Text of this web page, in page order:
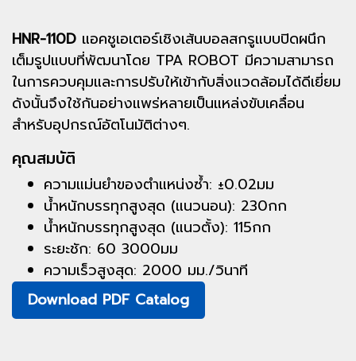
HNR-110D แอคชูเอเตอร์เชิงเส้นบอลสกรูแบบปิดผนึก
เต็มรูปแบบที่พัฒนาโดย TPA ROBOT มีความสามารถ
ในการควบคุมและการปรับให้เข้ากับสิ่งแวดล้อมได้ดีเยี่ยม
ดังนั้นจึงใช้กันอย่างแพร่หลายเป็นแหล่งขับเคลื่อน
สำหรับอุปกรณ์อัตโนมัติต่างๆ.
คุณสมบัติ
ความแม่นยำของตำแหน่งซ้ำ: ±0.02มม
น้ำหนักบรรทุกสูงสุด (แนวนอน): 230กก
น้ำหนักบรรทุกสูงสุด (แนวตั้ง): 115กก
ระยะชัก: 60 3000มม
ความเร็วสูงสุด: 2000 มม./วินาที
Download PDF Catalog